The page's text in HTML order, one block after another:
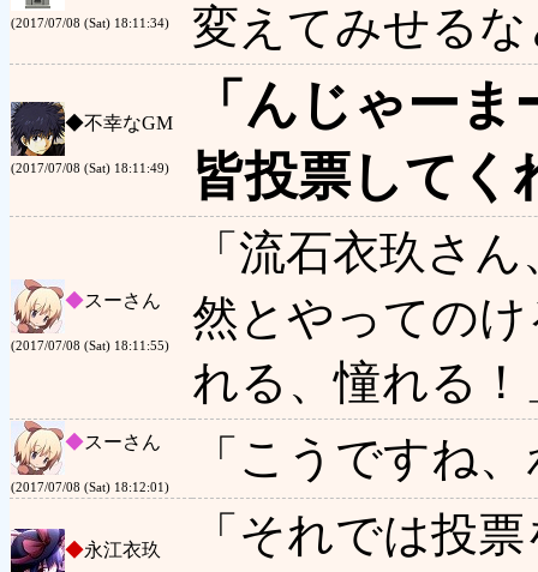
(2017/07/08 (Sat) 18:11:34)
変えてみせる
◆不幸なGM
(2017/07/08 (Sat) 18:11:49)
「んじゃー
皆投票してく
◆スーさん
(2017/07/08 (Sat) 18:11:55)
「流石衣玖さ
然とやっての
れる、憧れる！
◆スーさん
(2017/07/08 (Sat) 18:12:01)
「こうですね
◆永江衣玖
「それでは投